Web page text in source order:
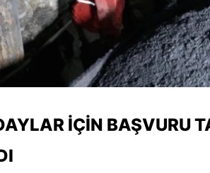
Sinop
Sivas
Tekirdağ
Trabzon
İÇIN BAŞVURU